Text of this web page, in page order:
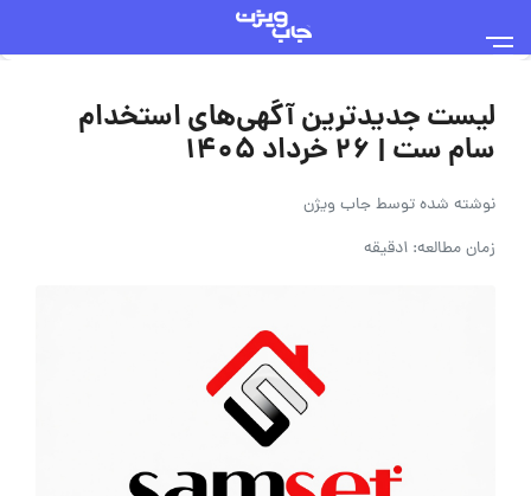
لیست جدیدترین آگهی‌های استخدام
سام ست | ۲۶ خرداد ۱۴۰۵
نوشته شده توسطجاب ویژن
زمان مطالعه: 1دقیقه